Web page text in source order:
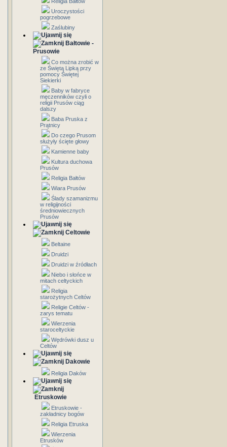
Uroczystości
pogrzebowe
Zaślubiny
Bałtowie -
Prusowie
Co można zrobić w
ze Świętą Lipką przy
pomocy Świętej
Siekierki
Baby w fabryce
męczenników czyli o
religii Prusów ciąg
dalszy
Baba Pruska z
Prątnicy
Do czego Prusom
służyły ścięte głowy
Kamienne baby
Kultura duchowa
Prusów
Religia Bałtów
Wiara Prusów
Ślady szamanizmu
w religijności
średniowiecznych
Prusów
Celtowie
Beltaine
Druidzi
Druidzi w źródłach
Niebo i słońce w
mitach celtyckich
Religia
starożytnych Celtów
Religie Celtów -
zarys tematu
Wierzenia
staroceltyckie
Wędrówki dusz u
Celtów
Dakowie
Religia Daków
Etruskowie
Etruskowie -
zakładnicy bogów
Religia Etruska
Wierzenia
Etrusków